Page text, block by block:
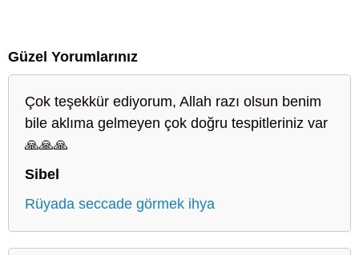
Güzel Yorumlarınız
Çok teşekkür ediyorum, Allah razı olsun benim
bile aklıma gelmeyen çok doğru tespitleriniz var
🙏🙏🙏
Sibel
Rüyada seccade görmek ihya